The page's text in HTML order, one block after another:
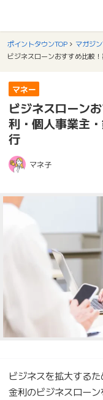
ポイントタウンTOP マガジ
マネー
ビジネスローン
利・個人事業主
行
マネ子
ビジネスを拡大する
金利のビジネスローン